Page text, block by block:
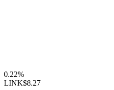
0.22%
LINK$8.27